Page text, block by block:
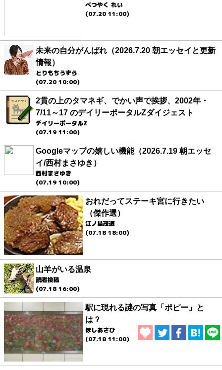
べつやく れい
(07.20 11:00)
未来の自分がんばれ（2026.7.20 朝エッセイと更新
情報）
とりもちうずら
(07.20 10:00)
2貫の上のタマネギ、でかい声で挨拶、2002年・
7/11～17 のデイリーポータルZダイジェスト
デイリーポータルZ
(07.19 11:00)
Googleマップの嬉しい機能（2026.7.19 朝エッセ
イ/西村まさゆき）
西村まさゆき
(07.19 10:00)
おれだってステーキ宮に行きたい
（傑作選）
江ノ島茂道
(07.18 18:00)
山羊がいる温泉
読者投稿
(07.18 16:00)
駅に現れる謎の写真「ポピー」と
は？
ほしあさひ
(07.18 11:00)